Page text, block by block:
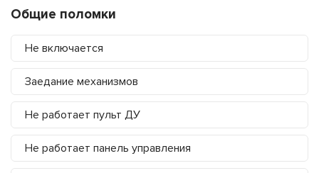
Общие поломки
Не включается
Заедание механизмов
Не работает пульт ДУ
Не работает панель управления